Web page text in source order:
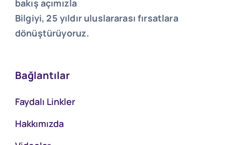
bakış açımızla
Bilgiyi, 25 yıldır uluslararası fırsatlara
dönüştürüyoruz.
Bağlantılar
Faydalı Linkler
Hakkımızda